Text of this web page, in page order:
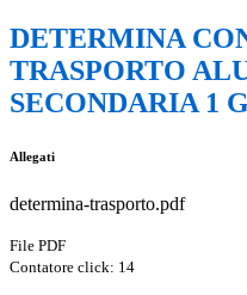
DETERMINA
TRASPORTO
SECONDARIA 1
Allegati
determina-trasporto.pdf
File PDF
Contatore click: 14